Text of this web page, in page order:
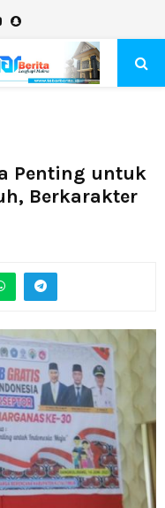
YoutubeSnapchat
Penting untuk
Berkarakter